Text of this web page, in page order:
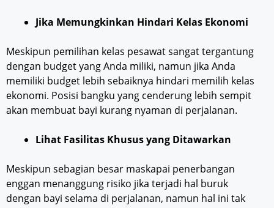
Jika Memungkinkan Hindari Kelas Ekonomi
Meskipun pemilihan kelas pesawat sangat tergantung
dengan budget yang Anda miliki, namun jika Anda
memiliki budget lebih sebaiknya hindari memilih kelas
ekonomi. Posisi bangku yang cenderung lebih sempit
akan membuat bayi kurang nyaman di perjalanan.
Lihat Fasilitas Khusus yang Ditawarkan
Meskipun sebagian besar maskapai penerbangan
enggan menanggung risiko jika terjadi hal buruk
dengan bayi selama di perjalanan, namun hal ini tak